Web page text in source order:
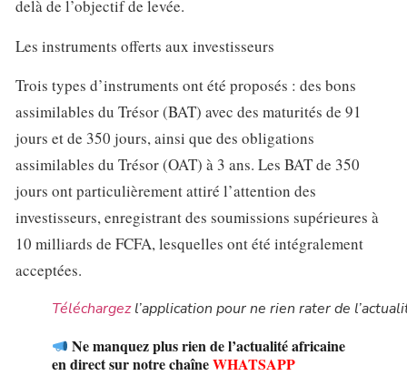
delà de l’objectif de levée.
Les instruments offerts aux investisseurs
Trois types d’instruments ont été proposés : des bons
assimilables du Trésor (BAT) avec des maturités de 91
jours et de 350 jours, ainsi que des obligations
assimilables du Trésor (OAT) à 3 ans. Les BAT de 350
jours ont particulièrement attiré l’attention des
investisseurs, enregistrant des soumissions supérieures à
10 milliards de FCFA, lesquelles ont été intégralement
acceptées.
Téléchargezl’application pour ne rien rater de
Ne manquez plus rien de l’actualité africaine
en direct sur notre chaîneWHATSAPP